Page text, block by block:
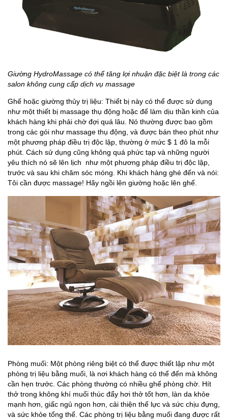
Giường HydroMassage có thể tăng lợi nhuận đặc biệt là trong các
salon không cung cấp dịch vụ massage
Ghế hoặc giường thủy trị liệu: Thiết bị này có thể được sử dụng
như một thiết bị massage thụ động hoặc để làm dịu thần kinh của
khách hàng khi phải chờ đợi quá lâu. Nó thường được bao gồm
trong các gói như massage thụ động, và được bán theo phút như
một phương pháp điều trị độc lập, thường ở mức $ 1 đô la mỗi
phút. Cách sử dụng cũng không quá phức tạp và những người
yêu thích nó sẽ lên lịch như một phương pháp điều trị độc lập,
trước và sau khi chăm sóc móng. Khi khách hàng ghé đến và nói:
Tôi cần được massage! Hãy ngồi lên giường hoặc lên ghế.
Phòng muối: Một phòng riêng biệt có thể được thiết lập như một
phòng trị liệu bằng muối, là nơi khách hàng có thể đến mà không
cần hẹn trước. Các phòng thường có nhiều ghế phòng chờ. Hít
thở trong không khí muối thúc đẩy hơi thở tốt hơn, làn da khỏe
mạnh hơn, giấc ngủ ngon hơn, cải thiện thể lực và sức chịu đựng,
và sức khỏe tổng thể. Các phòng trị liệu bằng muối đang được rất